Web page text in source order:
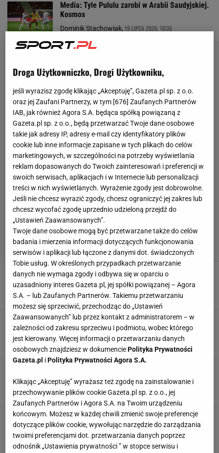
Media: Tyle Pululu zarobi w Arabii Saudyjskiej.
Kosmos
Dominik Stachowiak, 19 LIPCA 2026, 10:36
Media: W tym klubie zagra Pululu! Przechodzi
testy medyczne
Dominik Stachowiak,18 LIPCA 2026, 13:41
To koniec rozmów. Afimico Pululu nie zagra w
Krakowie
Mateusz Gaweł, 14 LIPCA 2026, 16:02
Pululu. Jeden kierunek odpadł
Szymon Mańkowski,9 LIPCA 2026, 12:03
Media: Pululu odrzuca kolejne oferty. W tym
kraju chce grać
Jacek Hafka,
Droga Użytkowniczko, Drogi Użytkowniku,
jeśli wyrazisz zgodę klikając „Akceptuję”, Gazeta.pl sp. z o.o.
oraz jej Zaufani Partnerzy, w tym [676] Zaufanych Partnerów
IAB, jak również Agora S.A. będąca spółką powiązaną z
Gazeta.pl sp. z o.o., będą przetwarzać Twoje dane osobowe
takie jak adresy IP, adresy e-mail czy identyfikatory plików
cookie lub inne informacje zapisane w tych plikach do celów
marketingowych, w szczególności na potrzeby wyświetlania
reklam dopasowanych do Twoich zainteresowań i preferencji w
swoich serwisach, aplikacjach i w Internecie lub personalizacji
treści w nich wyświetlanych. Wyrażenie zgody jest dobrowolne.
Jeśli nie chcesz wyrazić zgody, chcesz ograniczyć jej zakres lub
chcesz wycofać zgodę uprzednio udzieloną przejdź do
„Ustawień Zaawansowanych”.
Twoje dane osobowe mogą być przetwarzane także do celów
badania i mierzenia informacji dotyczących funkcjonowania
serwisów i aplikacji lub łączone z danymi dot. świadczonych
Tobie usług. W określonych przypadkach przetwarzanie
danych nie wymaga zgody i odbywa się w oparciu o
uzasadniony interes Gazeta.pl, jej spółki powiązanej – Agora
S.A. – lub Zaufanych Partnerów. Takiemu przetwarzaniu
możesz się sprzeciwić, przechodząc do „Ustawień
Zaawansowanych” lub przez kontakt z administratorem – w
zależności od zakresu sprzeciwu i podmiotu, wobec którego
jest kierowany. Więcej informacji o przetwarzaniu danych
osobowych znajdziesz w dokumenciePolityka Prywatności
Gazeta.pl iPolityka Prywatności Agora S.A.
Klikając „Akceptuję” wyrażasz też zgodę na zainstalowanie i
przechowywanie plików cookie Gazeta.pl sp. z o.o., jej
Zaufanych Partnerów i Agora S.A. na Twoim urządzeniu
końcowym. Możesz w każdej chwili zmienić swoje preferencje
dotyczące plików cookie, wywołując narzędzie do zarządzania
twoimi preferencjami dot. przetwarzania danych poprzez
odnośnik „Ustawienia prywatności ” w stopce serwisu i